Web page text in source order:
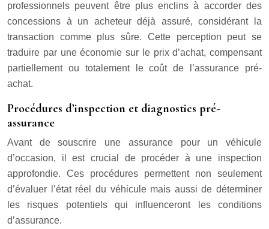
professionnels peuvent être plus enclins à accorder des
concessions à un acheteur déjà assuré, considérant la
transaction comme plus sûre. Cette perception peut se
traduire par une économie sur le prix d’achat, compensant
partiellement ou totalement le coût de l’assurance pré-
achat.
Procédures d’inspection et diagnostics pré-
assurance
Avant de souscrire une assurance pour un véhicule
d’occasion, il est crucial de procéder à une inspection
approfondie. Ces procédures permettent non seulement
d’évaluer l’état réel du véhicule mais aussi de déterminer
les risques potentiels qui influenceront les conditions
d’assurance.